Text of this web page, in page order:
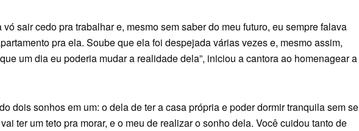
vó sair cedo pra trabalhar e, mesmo sem saber do meu futuro, eu sempre falava
pra ela. Soube que ela foi despejada várias vezes e, mesmo assim,
um dia eu poderia mudar a realidade dela”, iniciou a cantora ao homenagear a
dois sonhos em um: o dela de ter a casa própria e poder dormir tranquila sem se
ter um teto pra morar, e o meu de realizar o sonho dela. Você cuidou tanto de